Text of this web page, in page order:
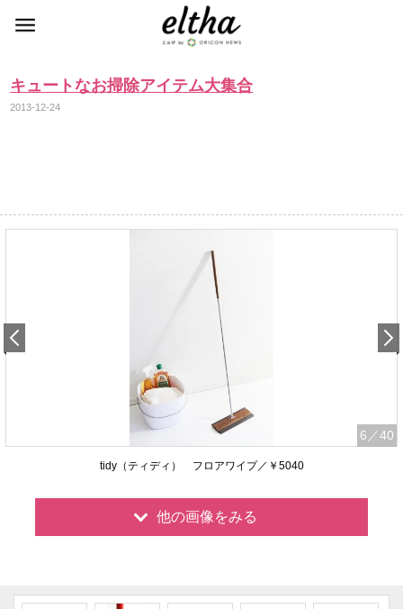
キュートなお掃除アイテム大集合
2013-12-24
6 ／40
tidy（ティディ） フロアワイプ／￥5040
他の画像をみる